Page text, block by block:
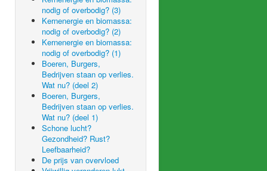
nodig of overbodig? (3)
Kernenergie en biomassa:
nodig of overbodig? (2)
Kernenergie en biomassa:
nodig of overbodig? (1)
Boeren, Burgers,
Bedrijven staan op verlies.
Wat nu? (deel 2)
Boeren, Burgers,
Bedrijven staan op verlies.
Wat nu? (deel 1)
Schone lucht?
Gezondheid? Rust?
Leefbaarheid?
De prijs van overvloed